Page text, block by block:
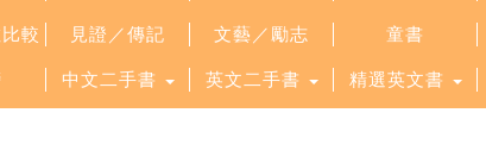
較 見證／傳記 文藝／勵志 童書
中文二手書 英文二手書 精選英文書